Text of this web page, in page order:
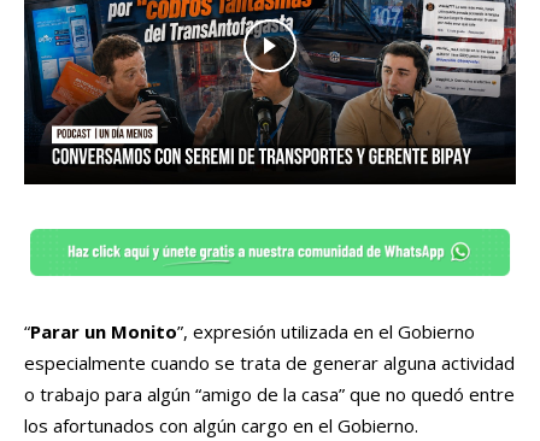
“Parar un Monito”, expresión utilizada en el Gobierno
especialmente cuando se trata de generar alguna actividad
o trabajo para algún “amigo de la casa” que no quedó entre
los afortunados con algún cargo en el Gobierno.